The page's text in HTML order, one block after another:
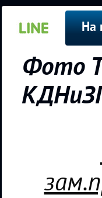
На
Фото